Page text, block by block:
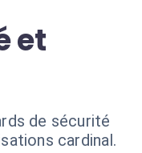
et
de sécurité
cardinal.